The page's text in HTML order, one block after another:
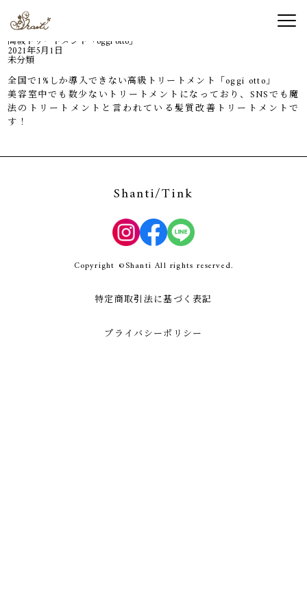
Home
未分類
高級トリートメント「oggi otto」
2021年5月1日
未分類
全国で1%しか導入できない高級トリートメント「oggi otto」
美容室中でも数少ないトリートメントになっており、SNSでも魔
法のトリートメントと言われている髪質改善トリートメントで
す！
Shanti/Tink
Copyright ©Shanti All rights reserved.
特定商取引法に基づく表記
プライバシーポリシー